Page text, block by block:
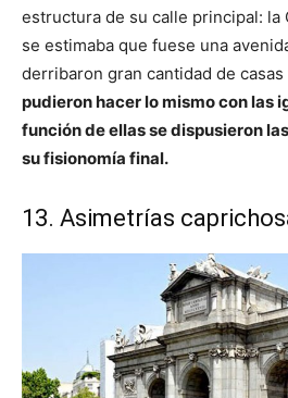
estructura de su calle principal: la
se estimaba que fuese una
derribaron gran cantidad de
pudieron hacer lo mismo con las
función de ellas se dispusieron
su fisionomía final.
13. Asimetrías